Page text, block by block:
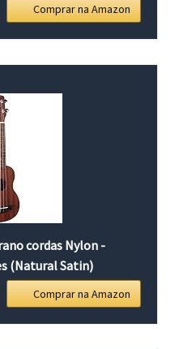
Comprar na Amazon
cordas Nylon -
(Natural Satin)
Comprar na Amazon